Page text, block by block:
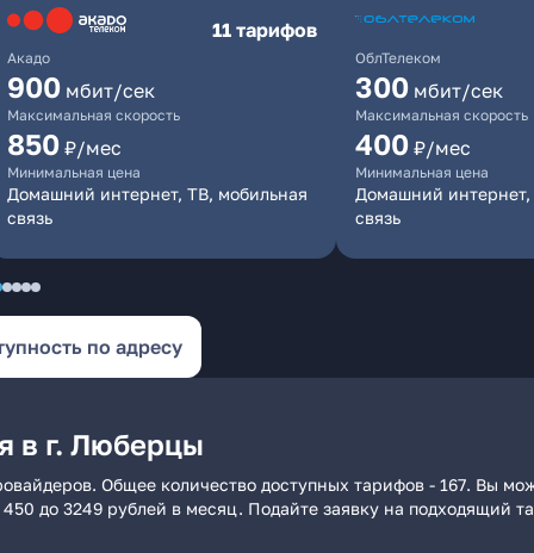
Акадо
11 тарифов
900 мбит/сек
Максимальная скорость
850 ₽/мес
Минимальная цена
Домашний интернет, ТВ, мобильная
связь
ОблТелеком
300 мбит/сек
Максимальная скорость
400 ₽/мес
Минимальная цена
Домашний
связь
по адресу
в г. Люберцы
Общее количество доступных тарифов - 167. Вы
до 3249 рублей в месяц. Подайте заявку на подходящий